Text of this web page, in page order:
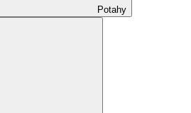
Potahy